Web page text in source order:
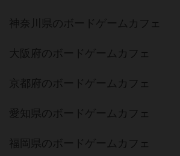
神奈川県のボードゲームカフェ
大阪府のボードゲームカフェ
京都府のボードゲームカフェ
愛知県のボードゲームカフェ
福岡県のボードゲームカフェ